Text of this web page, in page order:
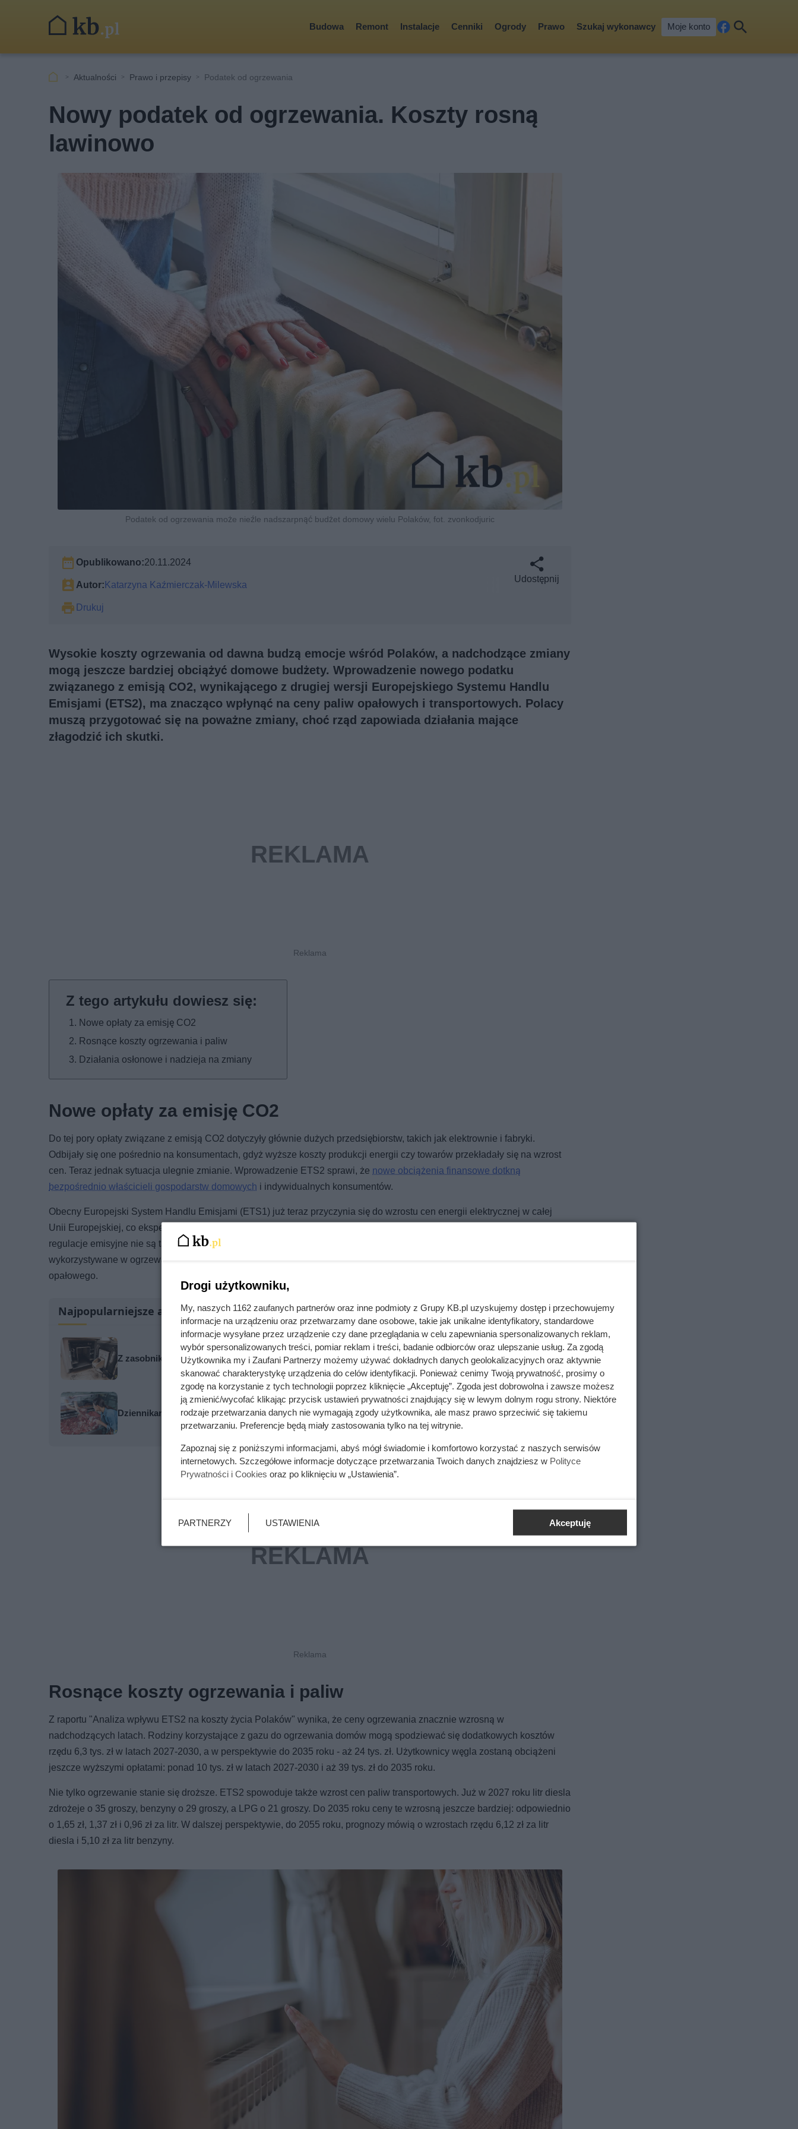
Budowa Remont Instalacje Cenniki Ogrody Prawo Szukaj wykonawcy Moje konto
cebkaj
Aktualności Prawo i przepisy Podatek od ogrzewania
Nowy podatek od ogrzewania. Koszty rosną
lawinowo
Podatek od ogrzewania może nieźle nadszarpnąć budżet domowy wielu Polaków, fot. zvonkodjuric
Opublikowano:20.11.2024
Autor:Katarzyna Kaźmierczak-Milewska
Drukuj
Udostępnij
Wysokie koszty ogrzewania od dawna budzą emocje wśród Polaków, a nadchodzące zmiany
mogą jeszcze bardziej obciążyć domowe budżety. Wprowadzenie nowego podatku
związanego z emisją CO2, wynikającego z drugiej wersji Europejskiego Systemu Handlu
Emisjami (ETS2), ma znacząco wpłynąć na ceny paliw opałowych i transportowych. Polacy
muszą przygotować się na poważne zmiany, choć rząd zapowiada działania mające
złagodzić ich skutki.
Nowe opłaty za emisję CO2
Rosnące koszty ogrzewania i paliw
Działania osłonowe i nadzieja na zmiany
Nowe opłaty za emisję CO2
Do tej pory opłaty związane z emisją CO2 dotyczyły głównie dużych przedsiębiorstw, takich jak elektrownie i fabryki.
Odbijały się one pośrednio na konsumentach, gdyż wyższe koszty produkcji energii czy towarów przekładały się na wzrost
cen. Teraz jednak sytuacja ulegnie zmianie. Wprowadzenie ETS2 sprawi, że nowe obciążenia finansowe dotkną
bezpośrednio właścicieli gospodarstw domowych i indywidualnych konsumentów.
Obecny Europejski System Handlu Emisjami (ETS1) już teraz przyczynia się do wzrostu cen energii elektrycznej w całej
Unii Europejskiej, co eksperci nazywają "carbon leakage". Przemysł przenosi swoją działalność do krajów spoza UE, gdzie
regulacje emisyjne nie są tak restrykcyjne. ETS2 rozszerzy te mechanizmy, obejmując również paliwa kopalne
wykorzystywane w ogrzewaniu domów i mieszkań, co odczują przede wszystkim użytkownicy gazu, węgla i oleju
opałowego.
Najpopularniejsze artykuły
Z zasobnika pieca na pellet zaczął wydobywać się dym. Tak dochodzi do groźnych sytuacji z pelletem
Dziennikarze ujawnili pochodzenie mięsa z Dino. Klienci zaskoczeni
Rosnące koszty ogrzewania i paliw
Z raportu "Analiza wpływu ETS2 na koszty życia Polaków" wynika, że ceny ogrzewania znacznie wzrosną w
nadchodzących latach. Rodziny korzystające z gazu do ogrzewania domów mogą spodziewać się dodatkowych kosztów
rzędu 6,3 tys. zł w latach 2027-2030, a w perspektywie do 2035 roku - aż 24 tys. zł. Użytkownicy węgla zostaną obciążeni
jeszcze wyższymi opłatami: ponad 10 tys. zł w latach 2027-2030 i aż 39 tys. zł do 2035 roku.
Nie tylko ogrzewanie stanie się droższe. ETS2 spowoduje także wzrost cen paliw transportowych. Już w 2027 roku litr diesla
zdrożeje o 35 groszy, benzyny o 29 groszy, a LPG o 21 groszy. Do 2035 roku ceny te wzrosną jeszcze bardziej: odpowiednio
o 1,65 zł, 1,37 zł i 0,96 zł za litr. W dalszej perspektywie, do 2055 roku, prognozy mówią o wzrostach rzędu 6,12 zł za litr
diesla i 5,10 zł za litr benzyny.
Drogi użytkowniku,
My, naszych 1162 zaufanych partnerów oraz inne podmioty z Grupy KB.pl uzyskujemy dostęp i przechowujemy
informacje na urządzeniu oraz przetwarzamy dane osobowe, takie jak unikalne identyfikatory, standardowe
informacje wysyłane przez urządzenie czy dane przeglądania w celu zapewniania spersonalizowanych reklam,
wybór spersonalizowanych treści, pomiar reklam i treści, badanie odbiorców oraz ulepszanie usług. Za zgodą
Użytkownika my i Zaufani Partnerzy możemy używać dokładnych danych geolokalizacyjnych oraz aktywnie
skanować charakterystykę urządzenia do celów identyfikacji. Ponieważ cenimy Twoją prywatność, prosimy o
zgodę na korzystanie z tych technologii poprzez kliknięcie „Akceptuję”. Zgoda jest dobrowolna i zawsze możesz
ją zmienić/wycofać klikając przycisk ustawień prywatności znajdujący się w lewym dolnym rogu strony. Niektóre
rodzaje przetwarzania danych nie wymagają zgody użytkownika, ale masz prawo sprzeciwić się takiemu
przetwarzaniu. Preferencje będą miały zastosowania tylko na tej witrynie.
Zapoznaj się z poniższymi informacjami, abyś mógł świadomie i komfortowo korzystać z naszych serwisów
internetowych. Szczegółowe informacje dotyczące przetwarzania Twoich danych znajdziesz w Polityce
Prywatności i Cookies oraz po kliknięciu w „Ustawienia”.
PARTNERZY USTAWIENIA Akceptuję